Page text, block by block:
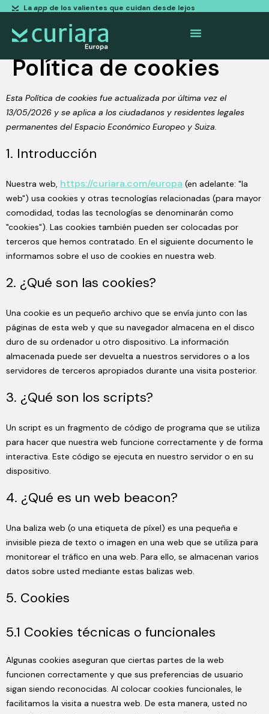
Laappde los valientes que cuidan desde lejos
Política de cookies
Esta Política de cookies fue actualizada por última vez el
13/05/2026 y se aplica a los ciudadanos y residentes legales
permanentes del Espacio Económico Europeo y Suiza.
1. Introducción
Nuestra web, https://curiara.com/europa (en adelante: "la
web") usa cookies y otras tecnologías relacionadas (para mayor
comodidad, todas las tecnologías se denominarán como
"cookies"). Las cookies también pueden ser colocadas por
terceros que hemos contratado. En el siguiente documento le
informamos sobre el uso de cookies en nuestra web.
2. ¿Qué son las cookies?
Una cookie es un pequeño archivo que se envía junto con las
páginas de esta web y que su navegador almacena en el disco
duro de su ordenador u otro dispositivo. La información
almacenada puede ser devuelta a nuestros servidores o a los
servidores de terceros apropiados durante una visita posterior.
3. ¿Qué son los scripts?
Un script es un fragmento de código de programa que se utiliza
para hacer que nuestra web funcione correctamente y de forma
interactiva. Este código se ejecuta en nuestro servidor o en su
dispositivo.
4. ¿Qué es un web beacon?
Una baliza web (o una etiqueta de píxel) es una pequeña e
invisible pieza de texto o imagen en una web que se utiliza para
monitorear el tráfico en una web. Para ello, se almacenan varios
datos sobre usted mediante estas balizas web.
5. Cookies
5.1 Cookies técnicas o funcionales
Algunas cookies aseguran que ciertas partes de la web
funcionen correctamente y que sus preferencias de usuario
sigan siendo reconocidas. Al colocar cookies funcionales, le
facilitamos la visita a nuestra web. De esta manera, usted no